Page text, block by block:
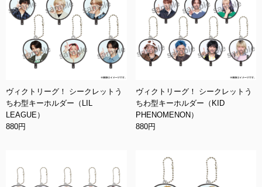
ヴィクトリーグ！ シークレットう
ちわ型キーホルダー（LIL
LEAGUE）
880円
ヴィクトリーグ！ シークレットう
ちわ型キーホルダー（KID
PHENOMENON）
880円